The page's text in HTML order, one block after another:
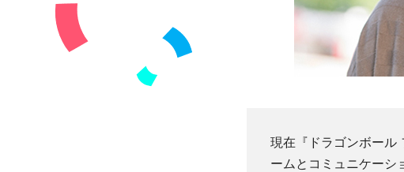
現在『ドラゴンボール
ームとコミュニケーシ